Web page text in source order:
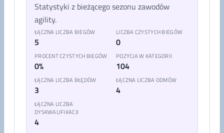
Statystyki z bieżącego sezonu zawodów
agility.
ŁĄCZNA LICZBA BIEGÓW
5
LICZBA CZYSTYCH BIEGÓW
0
PROCENT CZYSTYCH BIEGÓW
0%
POZYCJA W KATEGORII
104
ŁĄCZNA LICZBA BŁĘDÓW
3
ŁĄCZNA LICZBA ODMÓW
4
ŁĄCZNA LICZBA
DYSKWALIFIKACJI
4